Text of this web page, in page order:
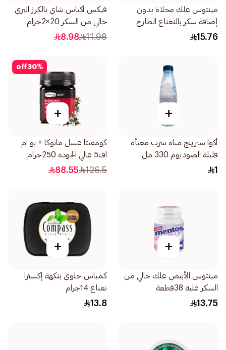
مينتوس علك محلاة بدون
إضافة سكر بالنعناع الطازج
56جرام
15.76
فيكس أكياس شاي بالكرز البري
خالي من السكر 20×2جرام
11.98
8.98
+
أكوا سبرينج مياه شرب معبأة
قليلة الصوديوم 330 مل
1
30%
off
+
كومفيتا عسل مانوكا + يو ام
اف5 عالي الجودة 250جرام
126.5
88.55
+
مينتوس الأبيض علك خالي من
السكر علبة 38قطعة
13.75
+
كمباس حلوى بنكهة إكسترا
نعناع 14جرام
13.8